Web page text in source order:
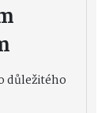
důležitého